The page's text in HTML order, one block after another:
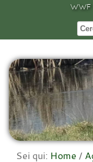
Sei qui: Home /